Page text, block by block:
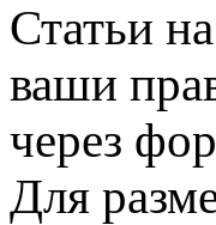
Статьи
ваши
через
Для